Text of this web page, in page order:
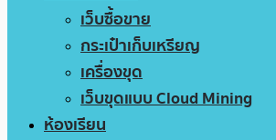
เว็บซื้อขาย
กระเป๋าเก็บเหรียญ
เครื่องขุด
เว็บขุดแบบ Cloud Mining
ห้องเรียน